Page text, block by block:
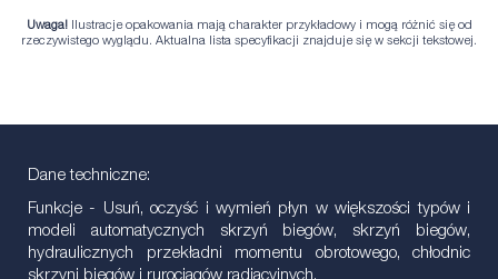
Uwaga! Ilustracje opakowania mają charakter przykładowy i mogą różnić się od
rzeczywistego wyglądu. Aktualna lista specyfikacji znajduje się w sekcji tekstowej.
Dane techniczne:
Funkcje - Usuń, oczyść i wymień płyn w większości typów i
modeli automatycznych skrzyń biegów, skrzyń biegów,
hydraulicznych przekładni momentu obrotowego, chłodnic